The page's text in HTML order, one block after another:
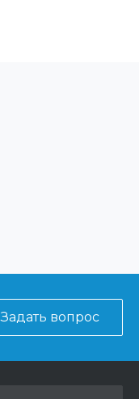
Задать вопрос